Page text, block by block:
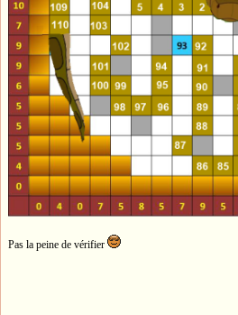
Pas la peine de vérifier